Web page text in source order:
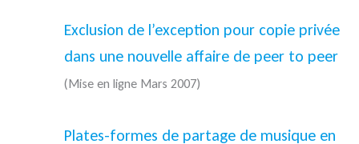
Exclusion de l’exception pour copie privée
dans une nouvelle affaire de peer to peer
(Mise en ligne Mars 2007)
Plates-formes de partage de musique en